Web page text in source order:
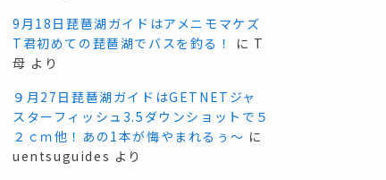
9月18日琵琶湖ガイドはアメニモマケズ
T君初めての琵琶湖でバスを釣る！
に T
母 より
９月27日琵琶湖ガイドはGETNETジャ
スターフィッシュ3.5ダウンショットで５
２ｃｍ他！あの1本が悔やまれるぅ～ に
uentsuguides より